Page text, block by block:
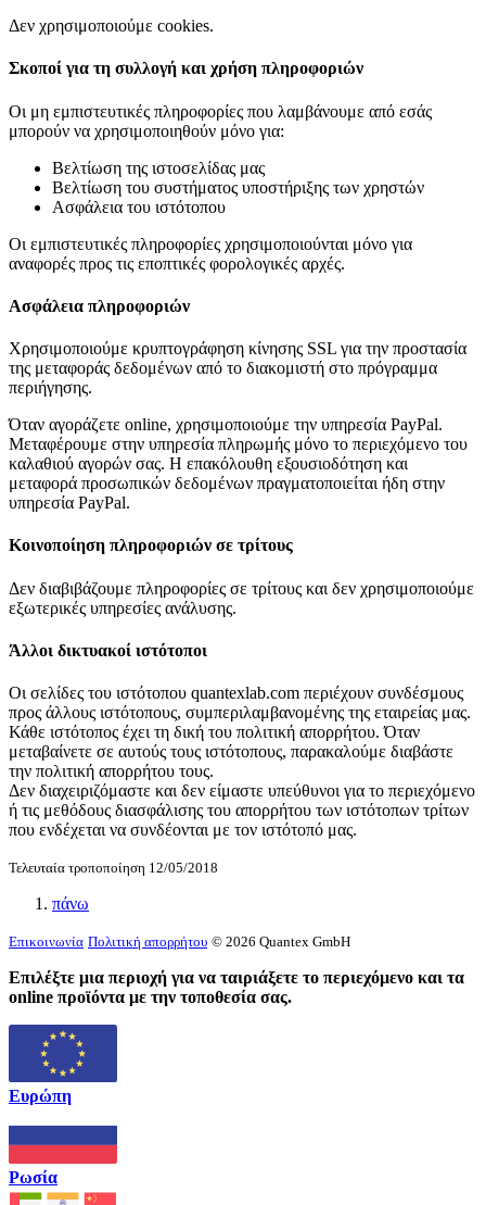
Δεν χρησιμοποιούμε cookies.
Σκοποί για τη συλλογή και χρήση πληροφοριών
Οι μη εμπιστευτικές πληροφορίες που λαμβάνουμε από εσάς
μπορούν να χρησιμοποιηθούν μόνο για:
Βελτίωση της ιστοσελίδας μας
Βελτίωση του συστήματος υποστήριξης των χρηστών
Ασφάλεια του ιστότοπου
Οι εμπιστευτικές πληροφορίες χρησιμοποιούνται μόνο για
αναφορές προς τις εποπτικές φορολογικές αρχές.
Ασφάλεια πληροφοριών
Χρησιμοποιούμε κρυπτογράφηση κίνησης SSL για την προστασία
της μεταφοράς δεδομένων από το διακομιστή στο πρόγραμμα
περιήγησης.
Όταν αγοράζετε online, χρησιμοποιούμε την υπηρεσία PayPal.
Μεταφέρουμε στην υπηρεσία πληρωμής μόνο το περιεχόμενο του
καλαθιού αγορών σας. Η επακόλουθη εξουσιοδότηση και
μεταφορά προσωπικών δεδομένων πραγματοποιείται ήδη στην
υπηρεσία PayPal.
Κοινοποίηση πληροφοριών σε τρίτους
Δεν διαβιβάζουμε πληροφορίες σε τρίτους και δεν χρησιμοποιούμε
εξωτερικές υπηρεσίες ανάλυσης.
Άλλοι δικτυακοί ιστότοποι
Οι σελίδες του ιστότοπου quantexlab.com περιέχουν συνδέσμους
προς άλλους ιστότοπους, συμπεριλαμβανομένης της εταιρείας μας.
Κάθε ιστότοπος έχει τη δική του πολιτική απορρήτου. Όταν
μεταβαίνετε σε αυτούς τους ιστότοπους, παρακαλούμε διαβάστε
την πολιτική απορρήτου τους.
Δεν διαχειριζόμαστε και δεν είμαστε υπεύθυνοι για το περιεχόμενο
ή τις μεθόδους διασφάλισης του απορρήτου των ιστότοπων τρίτων
που ενδέχεται να συνδέονται με τον ιστότοπό μας.
Τελευταία τροποποίηση 12/05/2018
πάνω
Επικοινωνία Πολιτική απορρήτου © 2026 Quantex GmbH
Επιλέξτε μια περιοχή για να ταιριάξετε το περιεχόμενο και τα
online προϊόντα με την τοποθεσία σας.
Ευρώπη
Ρωσία